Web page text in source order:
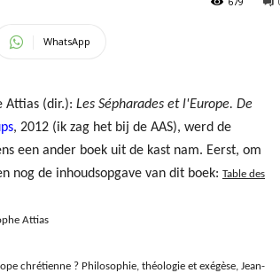
WhatsApp
Attias (dir.): Les Sépharades et l'Europe. De
, 2012 (ik zag het bij de AAS), werd de
een ander boek uit de kast nam. Eerst, om
nog de inhoudsopgave van dit boek: Table des
Attias
chrétienne ? Philosophie, théologie et exégèse, Jean-